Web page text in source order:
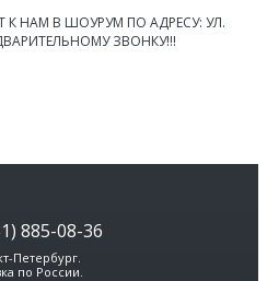
К НАМ В ШОУРУМ ПО АДРЕСУ: УЛ.
ЗВОНКУ!!!
885-08-36
Петербург.
по России.